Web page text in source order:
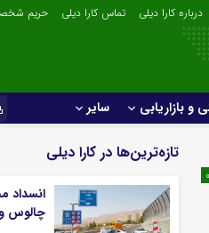
درباره کارا دیلی تماس کارا دیلی حریم
و بازاریابی سایر
اینستاگرام
سروش
رمز عبور
سیاسی و
حقوقی و
تازه‌ترین‌ها در کارا دیلی
انسداد
چالوس و